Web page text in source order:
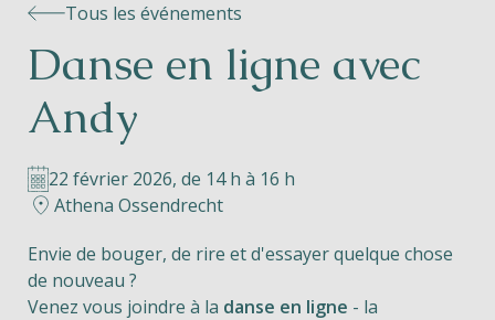
Le Perron
Helios
Contact
Tous les événements
Danse en ligne avec
Andy
22 février 2026, de 14 h à 16 h
Athena Ossendrecht
Envie de bouger, de rire et d'essayer quelque chose
de nouveau ?
Venez vous joindre à la danse en ligne - la